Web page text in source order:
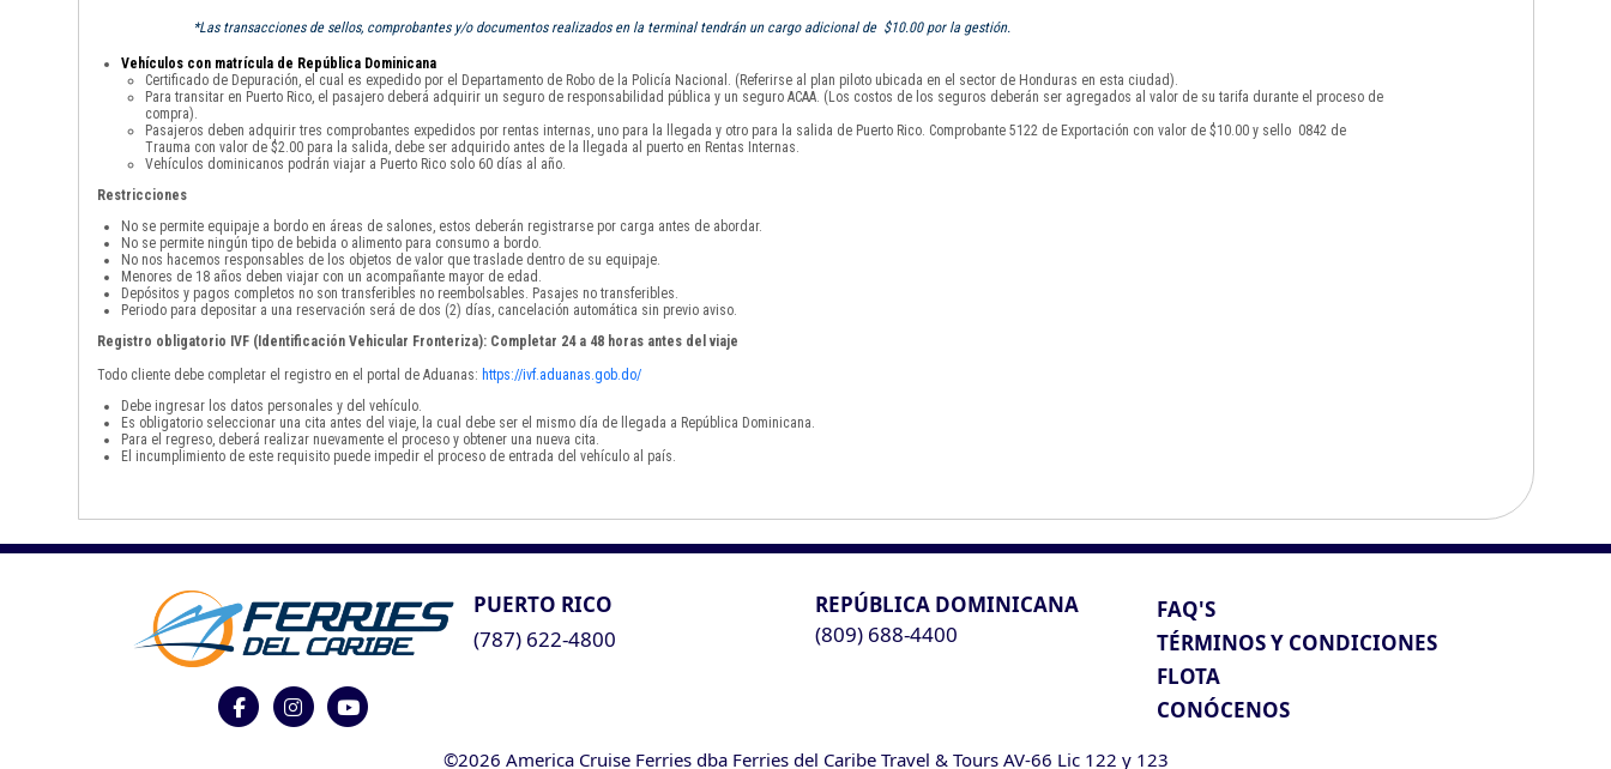
*Las transacciones de sellos, comprobantes y/o documentos realizados en la terminal tendrán un cargo adicional de $10.00 por la gestión.
Vehículos con matrícula de República Dominicana
Certificado de Depuración, el cual es expedido por el Departamento de Robo de la Policía Nacional. (Referirse al plan piloto ubicada en el sector de Honduras en esta ciudad).
Para transitar en Puerto Rico, el pasajero deberá adquirir un seguro de responsabilidad pública y un seguro ACAA. (Los costos de los seguros deberán ser agregados al valor de su tarifa durante el proceso de
compra).
Pasajeros deben adquirir tres comprobantes expedidos por rentas internas, uno para la llegada y otro para la salida de Puerto Rico. Comprobante 5122 de Exportación con valor de $10.00 y sello 0842 de
Trauma con valor de $2.00 para la salida, debe ser adquirido antes de la llegada al puerto en Rentas Internas.
Vehículos dominicanos podrán viajar a Puerto Rico solo 60 días al año.
Restricciones
No se permite equipaje a bordo en áreas de salones, estos deberán registrarse por carga antes de abordar.
No se permite ningún tipo de bebida o alimento para consumo a bordo.
No nos hacemos responsables de los objetos de valor que traslade dentro de su equipaje.
Menores de 18 años deben viajar con un acompañante mayor de edad.
Depósitos y pagos completos no son transferibles no reembolsables. Pasajes no transferibles.
Periodo para depositar a una reservación será de dos (2) días, cancelación automática sin previo aviso.
Registro obligatorio IVF (Identificación Vehicular Fronteriza): Completar 24 a 48 horas antes del viaje
Todo cliente debe completar el registro en el portal de Aduanas: https://ivf.aduanas.gob.do/
Debe ingresar los datos personales y del vehículo.
Es obligatorio seleccionar una cita antes del viaje, la cual debe ser el mismo día de llegada a República Dominicana.
Para el regreso, deberá realizar nuevamente el proceso y obtener una nueva cita.
El incumplimiento de este requisito puede impedir el proceso de entrada del vehículo al país.
PUERTO RICO
(787) 622-4800
REPÚBLICA DOMINICANA
(809) 688-4400
FAQ'S
TÉRMINOS Y CONDICIONES
FLOTA
CONÓCENOS
©2026 America Cruise Ferries dba Ferries del Caribe Travel & Tours AV-66 Lic 122 y 123